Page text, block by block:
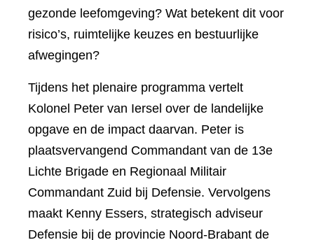
gezonde leefomgeving? Wat betekent dit voor
risico’s, ruimtelijke keuzes en bestuurlijke
afwegingen?
Tijdens het plenaire programma vertelt
Kolonel Peter van Iersel over de landelijke
opgave en de impact daarvan. Peter is
plaatsvervangend Commandant van de 13e
Lichte Brigade en Regionaal Militair
Commandant Zuid bij Defensie. Vervolgens
maakt Kenny Essers, strategisch adviseur
Defensie bij de provincie Noord-Brabant de